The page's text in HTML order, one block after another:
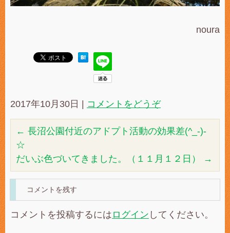
noura
2017年10月30日 コメントをどうぞ
← 長沼公園付近のアドプト活動の効果差(^_-)-
☆
だいぶ色づいてきました。（１１月１２日）
→
コメントを残す
コメントを投稿するには ログイン してください。